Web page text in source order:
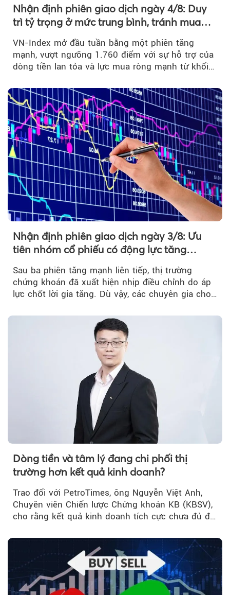
Nhận định phiên giao dịch ngày 4/8: Duy
trì tỷ trọng ở mức trung bình, tránh mua
VN-Index mở đầu tuần bằng một phiên tăng
mạnh, vượt ngưỡng 1.760 điểm với sự hỗ trợ của
dòng tiền lan tỏa và lực mua ròng mạnh từ khối
Nhận định phiên giao dịch ngày 3/8: Ưu
tiên nhóm cổ phiếu có động lực tăng
Sau ba phiên tăng mạnh liên tiếp, thị trường
chứng khoán đã xuất hiện nhịp điều chỉnh do áp
lực chốt lời gia tăng. Dù vậy, các chuyên gia cho
Dòng tiền và tâm lý đang chi phối thị
trường hơn kết quả kinh doanh?
Trao đổi với PetroTimes, ông Nguyễn Việt Anh,
Chuyên viên Chiến lược Chứng khoán KB (KBSV),
cho rằng kết quả kinh doanh tích cực chưa đủ để